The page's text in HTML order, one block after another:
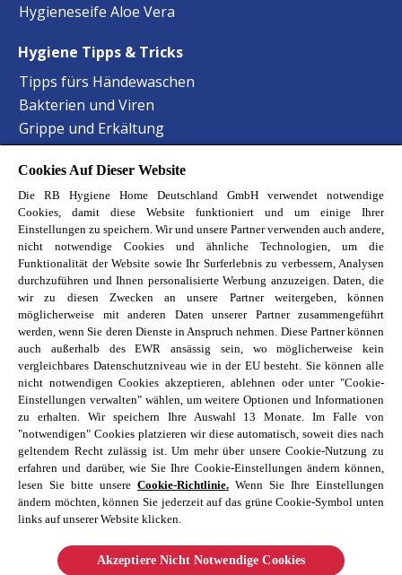
Hygieneseife Aloe Vera
Hygiene Tipps & Tricks
Tipps fürs Händewaschen
Bakterien und Viren
Grippe und Erkältung
Staphylokokken Hygiene
Harnwegsinfektionen Hygiene
Lebensmittelvergiftung Hygiene
Hand-Mund-Fuss Krankheit
Baby-Krankheiten erkennen
Haustierbesitzer Reinigungstipps
Allergene im Schlafzimmer
Entdecke unsere Reckitt Marken
Finish
Air Wick
Vanish
Calgon
Cillit Bang
© 2026 Reckitt Benckiser. Alle Rechte vorbehalten.
Cookies Auf Dieser Website
Die RB Hygiene Home Deutschland GmbH verwendet notwendige
Cookies, damit diese Website funktioniert und um einige Ihrer
Einstellungen zu speichern. Wir und unsere Partner verwenden auch andere,
nicht notwendige Cookies und ähnliche Technologien, um die
Funktionalität der Website sowie Ihr Surferlebnis zu verbessern, Analysen
durchzuführen und Ihnen personalisierte Werbung anzuzeigen. Daten, die
wir zu diesen Zwecken an unsere Partner weitergeben, können
möglicherweise mit anderen Daten unserer Partner zusammengeführt
werden, wenn Sie deren Dienste in Anspruch nehmen. Diese Partner können
auch außerhalb des EWR ansässig sein, wo möglicherweise kein
vergleichbares Datenschutzniveau wie in der EU besteht. Sie können alle
nicht notwendigen Cookies akzeptieren, ablehnen oder unter "Cookie-
Einstellungen verwalten" wählen, um weitere Optionen und Informationen
zu erhalten. Wir speichern Ihre Auswahl 13 Monate. Im Falle von
"notwendigen" Cookies platzieren wir diese automatisch, soweit dies nach
geltendem Recht zulässig ist. Um mehr über unsere Cookie-Nutzung zu
erfahren und darüber, wie Sie Ihre Cookie-Einstellungen ändern können,
lesen Sie bitte unsere Cookie-Richtlinie. Wenn Sie Ihre Einstellungen
ändern möchten, können Sie jederzeit auf das grüne Cookie-Symbol unten
links auf unserer Website klicken.
Akzeptiere Nicht Notwendige Cookies